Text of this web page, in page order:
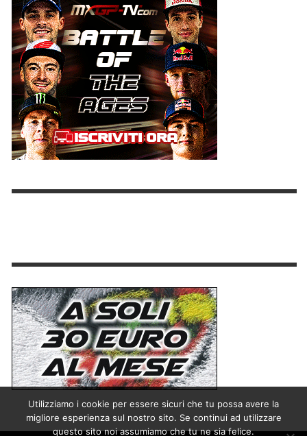
Utilizziamo i cookie per essere sicuri che tu possa avere la
migliore esperienza sul nostro sito. Se continui ad utilizzare
questo sito noi assumiamo che tu ne sia felice.